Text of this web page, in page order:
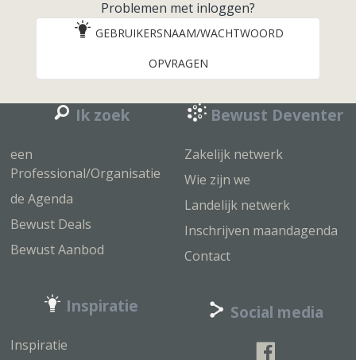
Problemen met inloggen?
GEBRUIKERSNAAM/WACHTWOORD
OPVRAGEN
Ik zoek
een
Professional/Organisatie
de Agenda
Bewust Deals
Bewust Aanbod
Inspiratie
Inspiratie
Bewust Deventer
Zakelijk netwerk
Wie zijn we
Landelijk netwerk
Inschrijven maandagenda
Contact
Social media